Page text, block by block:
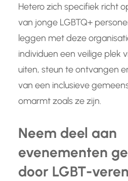
Hetero zich specifiek richt
van jonge LGBTQ+
leggen met deze
individuen een veilige plek
uiten, steun te ontvangen
van een inclusieve
omarmt zoals ze zijn.
Neem deel aan
evenementen
door LGBT-